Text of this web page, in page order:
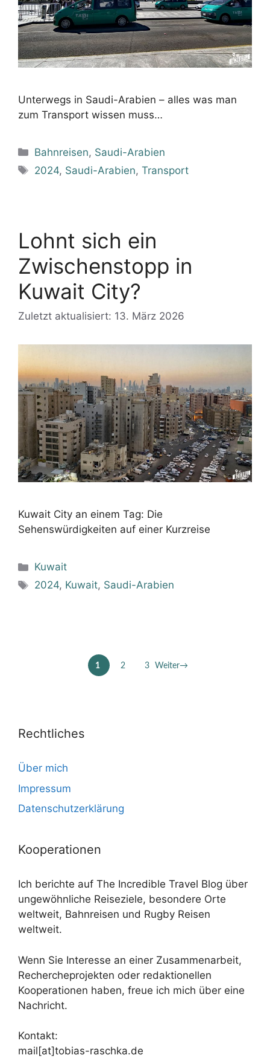
Unterwegs in Saudi-Arabien – alles was man
zum Transport wissen muss…
Kategorien
Bahnreisen, Saudi-Arabien
Schlagwörter
2024, Saudi-Arabien,Transport
Lohnt sich ein
Zwischenstopp in
Kuwait City?
Zuletzt aktualisiert: 13. März 2026
Kuwait City an einem Tag: Die
Sehenswürdigkeiten auf einer Kurzreise
Kategorien
Kuwait
Schlagwörter
2024, Kuwait, Saudi-Arabien
Seite
1
Seite
2
Seite
3 Weiter→
Rechtliches
Über mich
Impressum
Datenschutzerklärung
Kooperationen
Ich berichte auf The Incredible Travel Blog über
ungewöhnliche Reiseziele, besondere Orte
weltweit, Bahnreisen und Rugby Reisen
weltweit.
Wenn Sie Interesse an einer Zusammenarbeit,
Rechercheprojekten oder redaktionellen
Kooperationen haben, freue ich mich über eine
Nachricht.
Kontakt:
mail[at]tobias-raschka.de